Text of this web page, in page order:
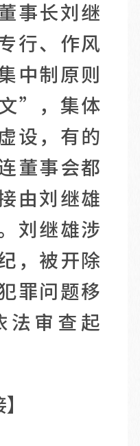
事长刘继
行、作风
中制原则
”，集体
设，有的
董事会都
由刘继雄
刘继雄涉
，被开除
罪问题移
法审查起